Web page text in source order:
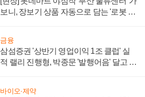
보니, 장보기 상품 자동으로 담는 '로봇 40
금융
삼섬증권 '상반기 영업이익 1조 클럽' 실
적 랠리 진행형, 박종문 '발행어음' 달고 연
바이오·제약